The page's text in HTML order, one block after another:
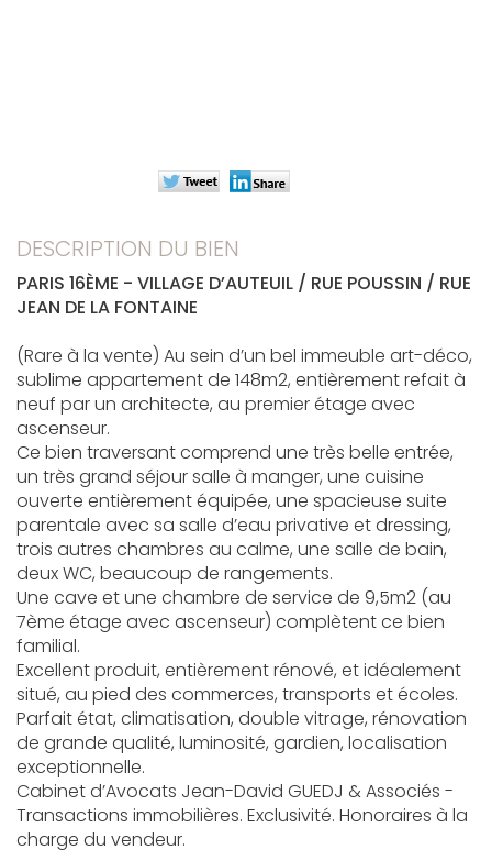
DESCRIPTION DU BIEN
PARIS 16ÈME - VILLAGE D’AUTEUIL / RUE POUSSIN / RUE
JEAN DE LA FONTAINE
(Rare à la vente) Au sein d’un bel immeuble art-déco,
sublime appartement de 148m2, entièrement refait à
neuf par un architecte, au premier étage avec
ascenseur.
Ce bien traversant comprend une très belle entrée,
un très grand séjour salle à manger, une cuisine
ouverte entièrement équipée, une spacieuse suite
parentale avec sa salle d’eau privative et dressing,
trois autres chambres au calme, une salle de bain,
deux WC, beaucoup de rangements.
Une cave et une chambre de service de 9,5m2 (au
7ème étage avec ascenseur) complètent ce bien
familial.
Excellent produit, entièrement rénové, et idéalement
situé, au pied des commerces, transports et écoles.
Parfait état, climatisation, double vitrage, rénovation
de grande qualité, luminosité, gardien, localisation
exceptionnelle.
Cabinet d’Avocats Jean-David GUEDJ & Associés -
Transactions immobilières. Exclusivité. Honoraires à la
charge du vendeur.